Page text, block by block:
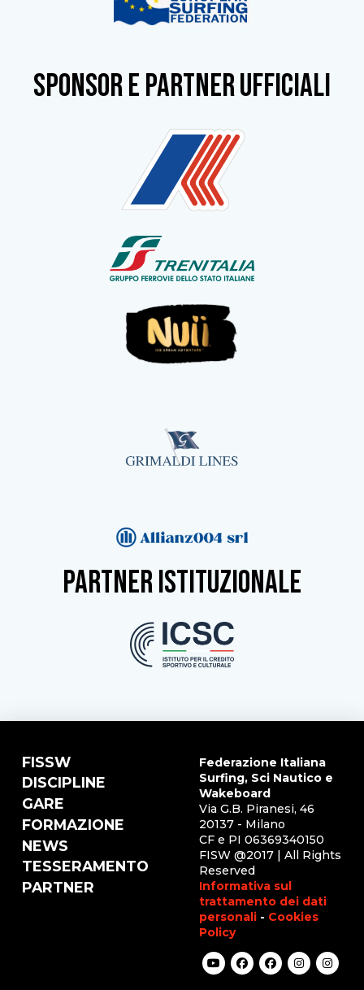
SPONSOR e partner ufficiali
partner istituzionale
FISSW
DISCIPLINE
GARE
FORMAZIONE
NEWS
TESSERAMENTO
PARTNER
Federazione Italiana
Surfing, Sci Nautico e
Wakeboard
Via G.B. Piranesi, 46
20137 - Milano
CF e PI 06369340150
FISW @2017 | All Rights
Reserved
Informativa sul
trattamento dei dati
personali - Cookies
Policy